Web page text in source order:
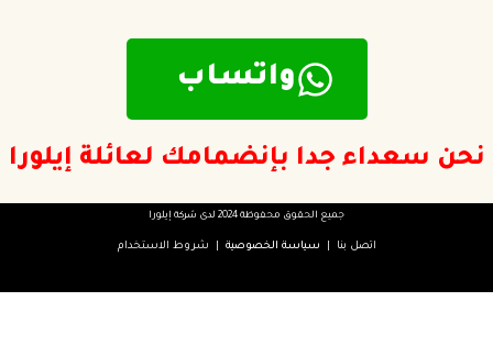
واتساب
نحن سعداء جدا بإنضمامك لعائلة إيلورا
جميع الحقوق محفوظة 2024 لدى شركة إيلورا
اتصل بنا سياسة الخصوصية شروط الاستخدام